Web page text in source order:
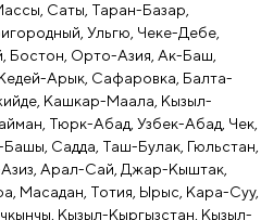
Саты, Таран-Базар,
Ульгю, Чеке-Дебе,
Бостон, Орто-Азия, Ак-Баш,
Арык, Сафаровка, Балта-
Кашкар-Маала, Кызыл-
Тюрк-Абад, Узбек-Абад, Чек,
Садда, Таш-Булак, Гюльстан,
Арал-Сай, Джар-Кыштак,
Масадан, Тотия, Ырыс, Кара-Суу,
Кызыл-Кыргызстан, Кызыл-